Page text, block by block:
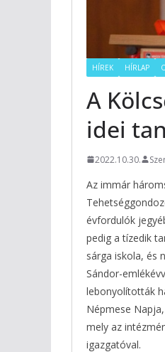
HÍREK HÍRLAP
A
idei
2022.10.30.
Az immár
évfordulók
pedig a tízedik
sárga iskola, és
Sándor-
lebonyolították
Népmese
mely az
igazgatóval.